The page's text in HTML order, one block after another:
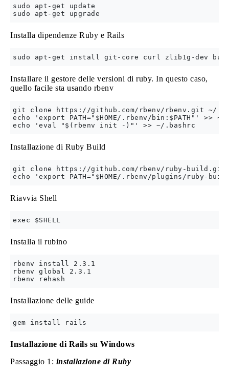
sudo apt-get update
Installa dipendenze Ruby e Rails
Installare il gestore delle versioni di ruby. In questo caso,
quello facile sta usando rbenv
git clone https://github.com/rbenv/rbenv.git ~/
echo 'export PATH="$HOME/.rbenv/bin:$PATH"' >> ~/
Installazione di Ruby Build
git clone https://github.com/rbenv/ruby-build.git
Riavvia Shell
Installa il rubino
rbenv install 2.3.1
rbenv global 2.3.1
Installazione delle guide
Installazione di Rails su Windows
Passaggio 1: installazione di Ruby